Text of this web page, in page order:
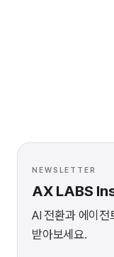
NEWSLETTER
AX LABS
AI 전환과 에이전
받아보세요.